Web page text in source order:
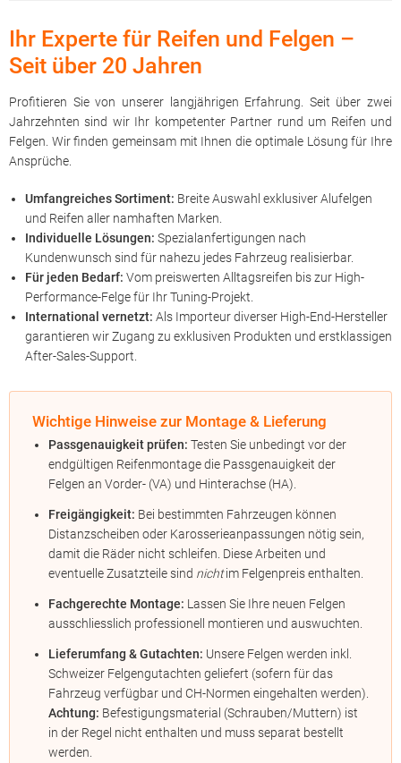
Ihr Experte für Reifen und Felgen –
Seit über 20 Jahren
Profitieren Sie von unserer langjährigen Erfahrung. Seit über zwei
Jahrzehnten sind wir Ihr kompetenter Partner rund um Reifen und
Felgen. Wir finden gemeinsam mit Ihnen die optimale Lösung für Ihre
Ansprüche.
Umfangreiches Sortiment: Breite Auswahl exklusiver Alufelgen
und Reifen aller namhaften Marken.
Individuelle Lösungen: Spezialanfertigungen nach
Kundenwunsch sind für nahezu jedes Fahrzeug realisierbar.
Für jeden Bedarf: Vom preiswerten Alltagsreifen bis zur High-
Performance-Felge für Ihr Tuning-Projekt.
International vernetzt: Als Importeur diverser High-End-Hersteller
garantieren wir Zugang zu exklusiven Produkten und erstklassigen
After-Sales-Support.
Wichtige Hinweise zur Montage & Lieferung
Passgenauigkeit prüfen: Testen Sie unbedingt vor der
endgültigen Reifenmontage die Passgenauigkeit der
Felgen an Vorder- (VA) und Hinterachse (HA).
Freigängigkeit: Bei bestimmten Fahrzeugen können
Distanzscheiben oder Karosserieanpassungen nötig sein,
damit die Räder nicht schleifen. Diese Arbeiten und
eventuelle Zusatzteile sind nichtim Felgenpreis enthalten.
Fachgerechte Montage: Lassen Sie Ihre neuen Felgen
ausschliesslich professionell montieren und auswuchten.
Lieferumfang & Gutachten: Unsere Felgen werden inkl.
Schweizer Felgengutachten geliefert (sofern für das
Fahrzeug verfügbar und CH-Normen eingehalten werden).
Achtung: Befestigungsmaterial (Schrauben/Muttern) ist
in der Regel nicht enthalten und muss separat bestellt
werden.